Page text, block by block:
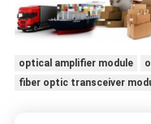
optical amplifier module
fiber optic transceiver